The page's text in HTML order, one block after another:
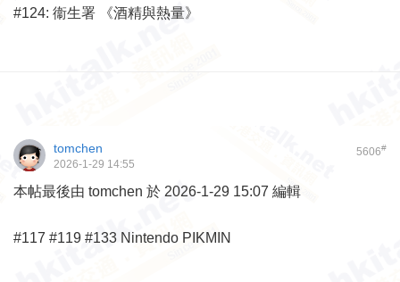
#124: 衞生署 《酒精與熱量》
5606#
tomchen
2026-1-29 14:55
本帖最後由 tomchen 於 2026-1-29 15:07 編輯
#117 #119 #133 Nintendo PIKMIN